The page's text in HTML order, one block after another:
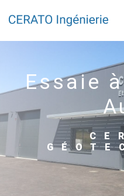
essaie à la plaque
CERATO